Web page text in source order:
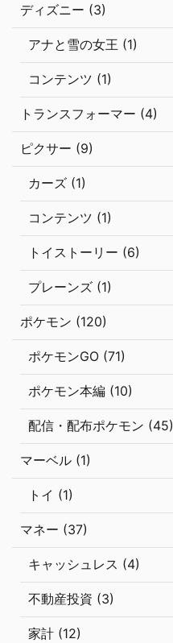
ディズニー (3)
アナと雪の女王 (1)
コンテンツ (1)
トランスフォーマー (4)
ピクサー (9)
カーズ (1)
コンテンツ (1)
トイストーリー (6)
プレーンズ (1)
ポケモン (120)
ポケモンGO (71)
ポケモン本編 (10)
配信・配布ポケモン (45)
マーベル (1)
トイ (1)
マネー (37)
キャッシュレス (4)
不動産投資 (3)
家計 (12)